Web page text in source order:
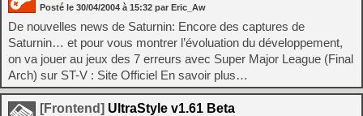
Posté le 30/04/2004 à 15:32 par Eric_Aw
De nouvelles news de Saturnin: Encore des captures de
Saturnin… et pour vous montrer l’évoluation du développement,
on va jouer au jeux des 7 erreurs avec Super Major League (Final
Arch) sur ST-V : Site Officiel En savoir plus…
[Frontend] UltraStyle v1.61 Beta